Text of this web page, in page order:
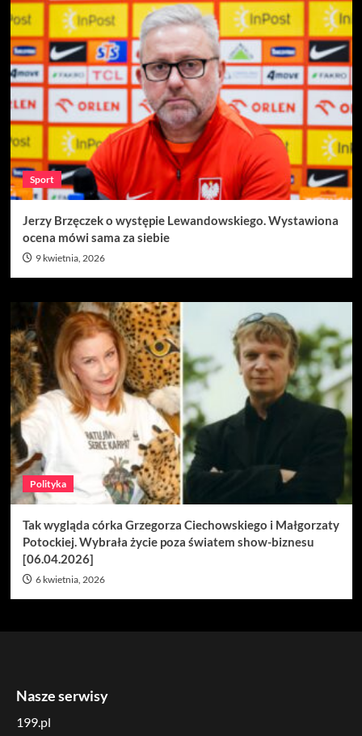
Sport
Jerzy Brzęczek o występie Lewandowskiego. Wystawiona
ocena mówi sama za siebie
9 kwietnia, 2026
Polityka
Tak wygląda córka Grzegorza Ciechowskiego i Małgorzaty
Potockiej. Wybrała życie poza światem show-biznesu
[06.04.2026]
6 kwietnia, 2026
Nasze serwisy
199.pl